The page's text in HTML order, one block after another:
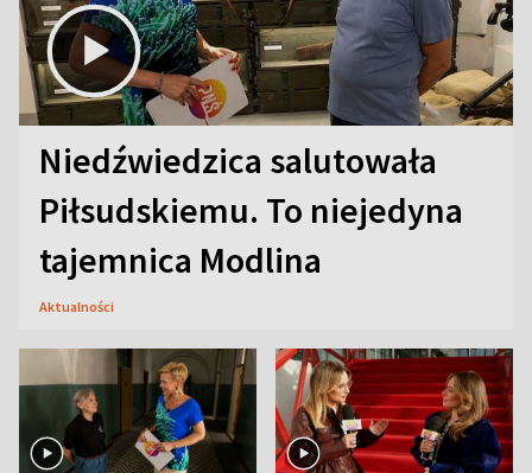
Niedźwiedzica salutowała
Piłsudskiemu. To niejedyna
tajemnica Modlina
Aktualności